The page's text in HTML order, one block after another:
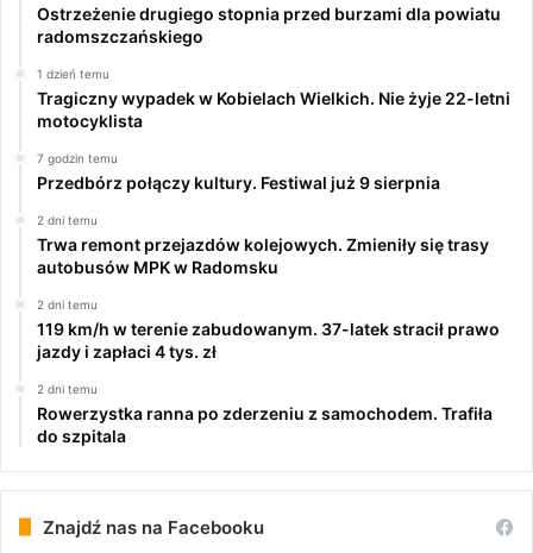
Ostrzeżenie drugiego stopnia przed burzami dla powiatu
radomszczańskiego
1 dzień temu
Tragiczny wypadek w Kobielach Wielkich. Nie żyje 22-letni
motocyklista
7 godzin temu
Przedbórz połączy kultury. Festiwal już 9 sierpnia
2 dni temu
Trwa remont przejazdów kolejowych. Zmieniły się trasy
autobusów MPK w Radomsku
2 dni temu
119 km/h w terenie zabudowanym. 37-latek stracił prawo
jazdy i zapłaci 4 tys. zł
2 dni temu
Rowerzystka ranna po zderzeniu z samochodem. Trafiła
do szpitala
Znajdź nas na Facebooku